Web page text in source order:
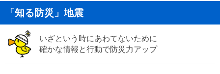
「知る防災」地震
いざという時にあわてないために
確かな情報と行動で防災力アップ